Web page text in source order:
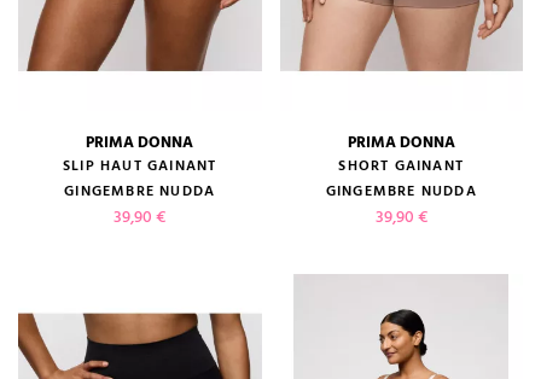
PRIMA DONNA
SLIP HAUT GAINANT
GINGEMBRE NUDDA
Prix
39,90 €
PRIMA DONNA
SHORT GAINANT
GINGEMBRE NUDDA
Prix
39,90 €